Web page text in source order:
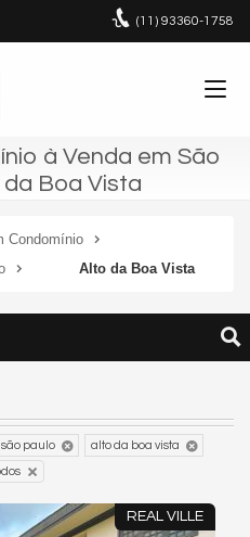
(11) 93360-1758
à Venda em São
Boa Vista
Condomínio
Alto da Boa Vista
são paulo alto da boa vista
REAL VILLE